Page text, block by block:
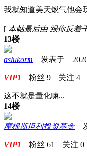
我就知道美天燃气他会
[ 本帖最后由 跟你反着
13楼
aslukorm 发表于 2026-
VIP1 粉丝 9 关注 4
这不就是量化嘛...
14楼
摩根斯坦利投资基金发
VIP1 粉丝 61 关注 0